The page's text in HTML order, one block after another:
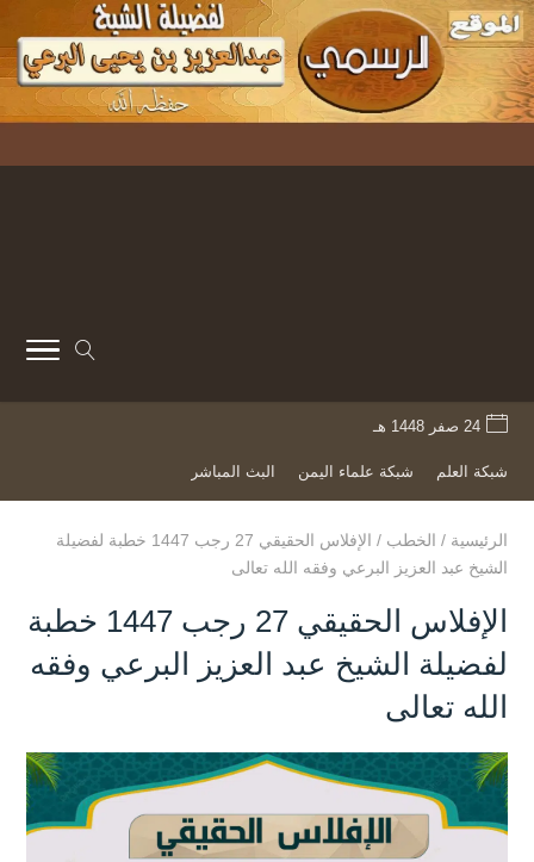
24 صفر 1448 هـ
شبكة العلم شبكة علماء اليمن البث المباشر
الرئيسية / الخطب /
الإفلاس الحقيقي 27 رجب 1447 خطبة لفضيلة
الشيخ عبد العزيز البرعي وفقه الله تعالى
الإفلاس الحقيقي 27 رجب 1447 خطبة
لفضيلة الشيخ عبد العزيز البرعي وفقه
الله تعالى